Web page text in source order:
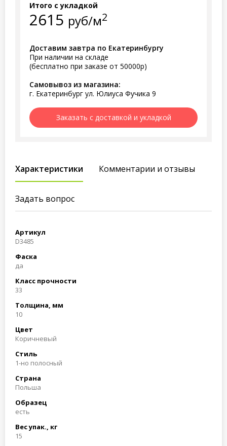
Итого с укладкой
2615 руб/м2
Доставим завтра по Екатеринбургу
При наличии на складе
(бесплатно при заказе от 50000р)
Самовывоз из магазина:
г. Екатеринбург ул. Юлиуса Фучика 9
Заказать с доставкой и укладкой
Характеристики Комментарии и отзывы
Задать вопрос
Артикул
D3485
Фаска
да
Класс прочности
33
Толщина, мм
10
Цвет
Коричневый
Стиль
1-но полосный
Страна
Польша
Образец
есть
Вес упак., кг
15